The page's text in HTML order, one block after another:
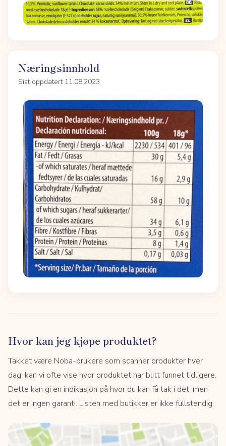
Næringsinnhold
Sist oppdatert 11.08.2023
Hvor kan jeg kjøpe produktet?
Takket være Noba-brukere som scanner produkter hver
dag, kan vi ofte vise hvor produktet har blitt funnet tidligere.
Dette kan gi en indikasjon på hvor du kan få tak i det, men
det er ingen garanti. Listen med butikker er ikke fullstendig.